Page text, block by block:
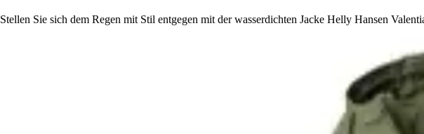
Stellen Sie sich dem Regen mit Stil entgegen mit der wasserdichten Jacke Helly Hansen